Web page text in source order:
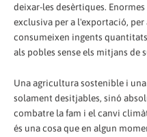
deixar-les desèrtiques.
exclusiva per a l'exportació,
consumeixen ingents
als pobles sense els mitjans de
Una agricultura sostenible i
solament desitjables, sinó
combatre la fam i el canvi
és una cosa que en algun